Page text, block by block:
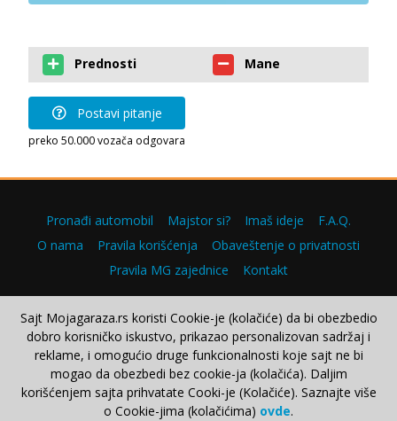
Prednosti Mane
Postavi pitanje
preko 50.000 vozača odgovara
Pronađi automobil Majstor si? Imaš ideje
F.A.Q.
O nama
Pravila korišćenja
Obaveštenje o privatnosti
Pravila MG zajednice
Kontakt
Copyright © 2000–2026.
Sajt Mojagaraza.rs koristi Cookie-je (kolačiće) da bi obezbedio
dobro korisničko iskustvo, prikazao personalizovan sadržaj i
reklame, i omogućio druge funkcionalnosti koje sajt ne bi
mogao da obezbedi bez cookie-ja (kolačića). Daljim
korišćenjem sajta prihvatate Cooki-je (Kolačiće). Saznajte više
o Cookie-jima (kolačićima) ovde.